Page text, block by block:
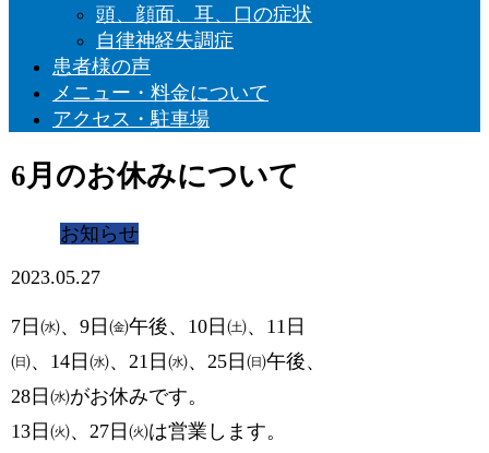
頭、顔面、耳、口の症状
自律神経失調症
患者様の声
メニュー・料金について
アクセス・駐車場
6月のお休みについて
お知らせ
2023.05.27
7日㈬、9日㈮午後、10日㈯、11日
㈰、14日㈬、21日㈬、25日㈰午後、
28日㈬がお休みです。
13日㈫、27日㈫は営業します。